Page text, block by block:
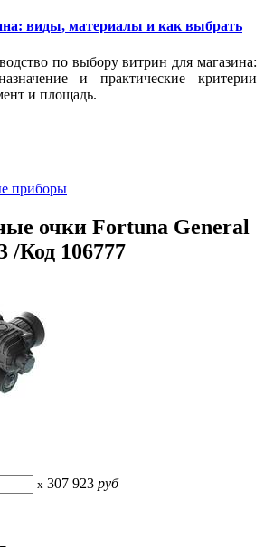
виды, материалы и как выбрать
по выбору витрин для магазина:
и практические критерии
и площадь.
приборы
очки Fortuna General
/Код 106777
x 307 923 руб